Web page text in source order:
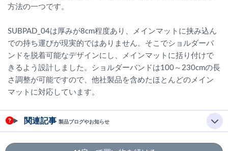
方法の一つです。
SUBPAD_04は厚みが8cm程度あり、メインマットに挟み込ん
での持ち運びが現実的ではありません。そこでショルダーバ
ンドを脱着可能なデザインにし、メインマットに括り付けで
きるよう設計しました。ショルダーバンドは100～230cmの長
さ調整が可能ですので、他社製品を含めたほとんどのメイン
マットに対応しています。
関連記事 製品ブログやお知らせ